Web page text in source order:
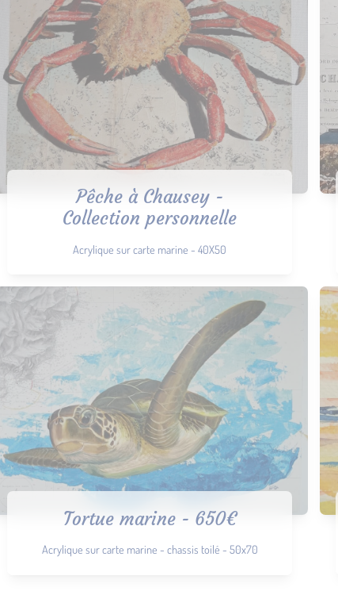
Pêche à Chausey -
Collection personnelle
Acrylique sur carte marine - 40X50
Tortue marine - 650€
Acrylique sur carte marine - chassis toilé - 50x70